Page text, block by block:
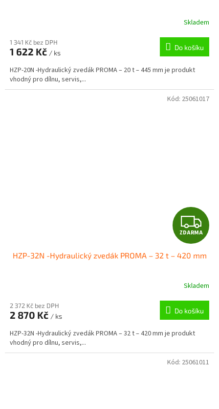
Skladem
1 341 Kč bez DPH
1 622 Kč / ks
Do košíku
HZP-20N -Hydraulický zvedák PROMA – 20 t – 445 mm je produkt
vhodný pro dílnu, servis,...
Z
D
A
R
M
A
ZDARMA
HZP-32N -Hydraulický zvedák PROMA – 32 t – 420 mm
Skladem
2 372 Kč bez DPH
2 870 Kč / ks
Do košíku
HZP-32N -Hydraulický zvedák PROMA – 32 t – 420 mm je produkt
vhodný pro dílnu, servis,...
Kód: 25061017
Kód: 25061011